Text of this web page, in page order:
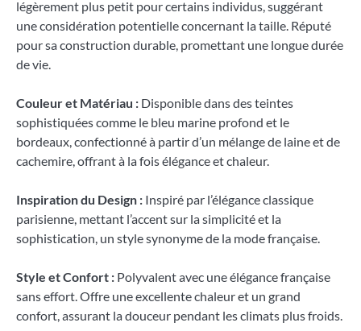
légèrement plus petit pour certains individus, suggérant
une considération potentielle concernant la taille. Réputé
pour sa construction durable, promettant une longue durée
de vie.
Couleur et Matériau : Disponible dans des teintes
sophistiquées comme le bleu marine profond et le
bordeaux, confectionné à partir d’un mélange de laine et de
cachemire, offrant à la fois élégance et chaleur.
Inspiration du Design : Inspiré par l’élégance classique
parisienne, mettant l’accent sur la simplicité et la
sophistication, un style synonyme de la mode française.
Style et Confort : Polyvalent avec une élégance française
sans effort. Offre une excellente chaleur et un grand
confort, assurant la douceur pendant les climats plus froids.